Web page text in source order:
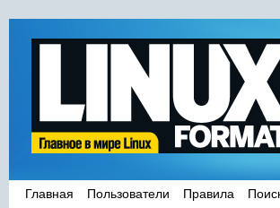
Главная Пользователи Правила